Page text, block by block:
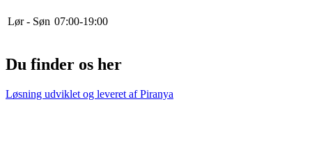
Lør - Søn 07:00-19:00
Du finder os her
Løsning udviklet og leveret afPiranya